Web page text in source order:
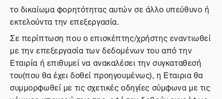
το δικαίωμα φορητότητας αυτών σε άλλο υπεύθυνο ή
εκτελούντα την επεξεργασία.
Σε περίπτωση που ο επισκέπτης/χρήστης εναντιωθεί
με την επεξεργασία των δεδομένων του από την
Εταιρία ή επιθυμεί να ανακαλέσει την συγκαταθεσή
του(που θα έχει δοθεί προηγουμένως), η Εταιρια θα
συμμορφωθεί με τις σχετικές οδηγίες σύμφωνα με τις